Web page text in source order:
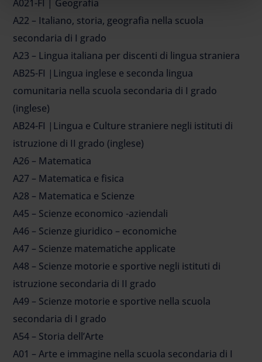
A021-FI | Geografia
A22 – Italiano, storia, geografia nella scuola
secondaria di I grado
A23 – Lingua italiana per discenti di lingua straniera
AB25-FI |Lingua inglese e seconda lingua
comunitaria nella scuola secondaria di I grado
(inglese)
AB24-FI |Lingua e Culture straniere negli istituti di
istruzione di II grado (inglese)
A26 – Matematica
A27 – Matematica e fisica
A28 – Matematica e Scienze
A45 – Scienze economico -aziendali
A46 – Scienze giuridico – economiche
A47 – Scienze matematiche applicate
A48 – Scienze motorie e sportive negli istituti di
istruzione secondaria di II grado
A49 – Scienze motorie e sportive nella scuola
secondaria di I grado
A54 – Storia dell’Arte
A01 – Arte e immagine nella scuola secondaria di I